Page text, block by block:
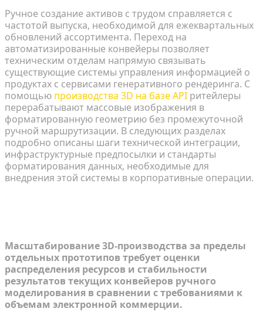
Ручное создание активов с трудом справляется с
частотой выпуска, необходимой для ежеквартальных
обновлений ассортимента. Переход на
автоматизированные конвейеры позволяет
техническим отделам напрямую связывать
существующие системы управления информацией о
продуктах с сервисами генеративного рендеринга. С
помощью производства 3D на базе API ритейлеры
перерабатывают массовые изображения в
форматированную геометрию без промежуточной
ручной маршрутизации. В следующих разделах
подробно описаны шаги технической интеграции,
инфраструктурные предпосылки и стандарты
форматирования данных, необходимые для
внедрения этой системы в корпоративные операции.
Масштабирование 3D-производства за пределы
отдельных прототипов требует оценки
распределения ресурсов и стабильности
результатов текущих конвейеров ручного
моделирования в сравнении с требованиями к
объемам электронной коммерции.